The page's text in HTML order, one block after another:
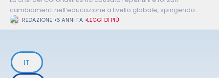
cambiamenti nell’educazione a livello globale, spingendo
verso un nuovo tipo di didattica basato principalmente sulla
tecnologia. I Paesi che avevano deciso
REDAZIONE 6 ANNI FA LEGGI DI PIÙ
IT